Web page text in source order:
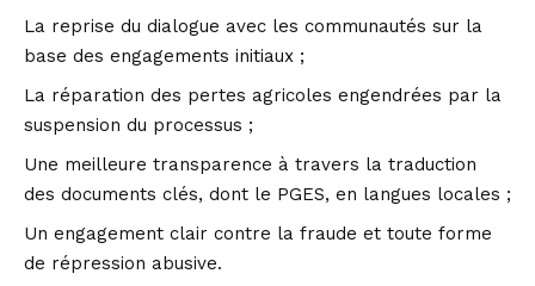
La reprise du dialogue avec les communautés sur la
base des engagements initiaux ;
La réparation des pertes agricoles engendrées par la
suspension du processus ;
Une meilleure transparence à travers la traduction
des documents clés, dont le PGES, en langues locales ;
Un engagement clair contre la fraude et toute forme
de répression abusive.